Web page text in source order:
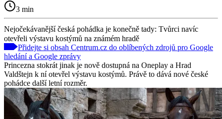
3 min
Nejočekávanější česká pohádka je konečně tady: Tvůrci navíc
otevřeli výstavu kostýmů na známém hradě
Přidejte si obsah Centrum.cz do oblíbených zdrojů pro Google
hledání a Google zprávy
Princezna stokrát jinak je nově dostupná na Oneplay a Hrad
Valdštejn k ní otevřel výstavu kostýmů. Právě to dává nové české
pohádce další letní rozměr.